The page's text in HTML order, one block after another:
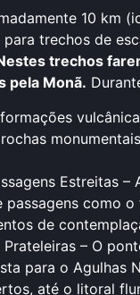
10 km
trechos de
trechos
pela Monã.
Estreitas
como o
de
– O
para o Agulhas
até o litoral